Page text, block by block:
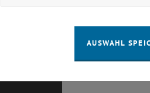
116210
AUSWAHL